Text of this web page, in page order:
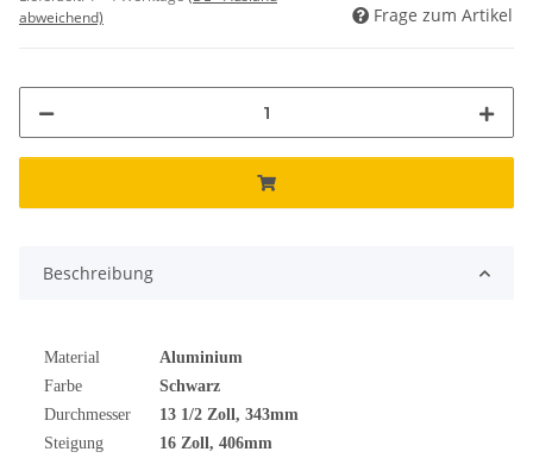
abweichend)
Frage zum Artikel
Beschreibung
Material
Aluminium
Farbe
Schwarz
Durchmesser
13 1/2 Zoll, 343mm
Steigung
16 Zoll, 406mm